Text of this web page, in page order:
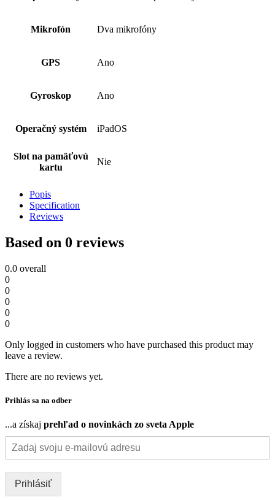
Mikrofón Dva mikrofóny
GPS Ano
Gyroskop Ano
Operačný systém iPadOS
Slot na pamäťovú
kartu
Nie
Popis
Specification
Reviews
Based on 0 reviews
0.0 overall
0
0
0
0
0
Only logged in customers who have purchased this product may
leave a review.
There are no reviews yet.
Prihlás sa na odber
...a získaj prehľad o novinkách zo sveta Apple
Prihlásiť